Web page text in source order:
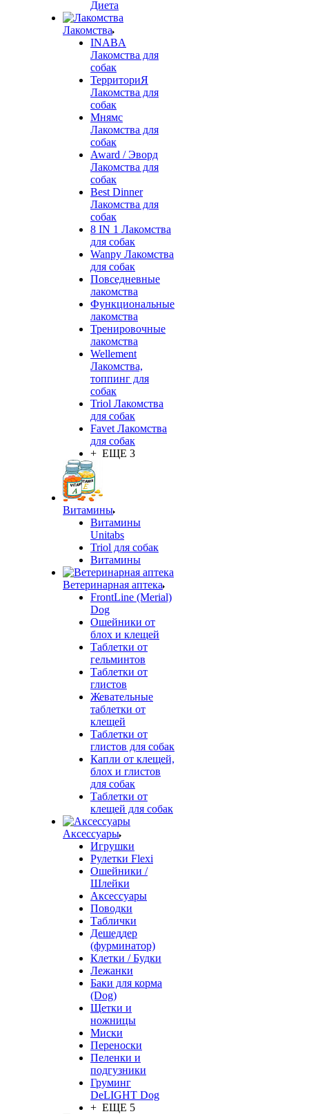
Диета
Лакомства
INABA
Лакомства для
собак
ТерриториЯ
Лакомства для
собак
Мнямс
Лакомства для
собак
Award / Эворд
Лакомства для
собак
Best Dinner
Лакомства для
собак
8 IN 1 Лакомства
для собак
Wanpy Лакомства
для собак
Повседневные
лакомства
Функциональные
лакомства
Тренировочные
лакомства
Wellement
Лакомства,
топпинг для
собак
Triol Лакомства
для собак
Favet Лакомства
для собак
+ ЕЩЕ 3
Витамины
Витамины
Unitabs
Triol для собак
Витамины
Ветеринарная аптека
FrontLine (Merial)
Dog
Ошейники от
блох и клещей
Таблетки от
гельминтов
Таблетки от
глистов
Жевательные
таблетки от
клещей
Таблетки от
глистов для собак
Капли от клещей,
блох и глистов
для собак
Таблетки от
клещей для собак
Аксессуары
Игрушки
Рулетки Flexi
Ошейники /
Шлейки
Аксессуары
Поводки
Таблички
Дешеддер
(фурминатор)
Клетки / Будки
Лежанки
Баки для корма
(Dog)
Щетки и
ножницы
Миски
Переноски
Пеленки и
подгузники
Груминг
DeLIGHT Dog
+ ЕЩЕ 5